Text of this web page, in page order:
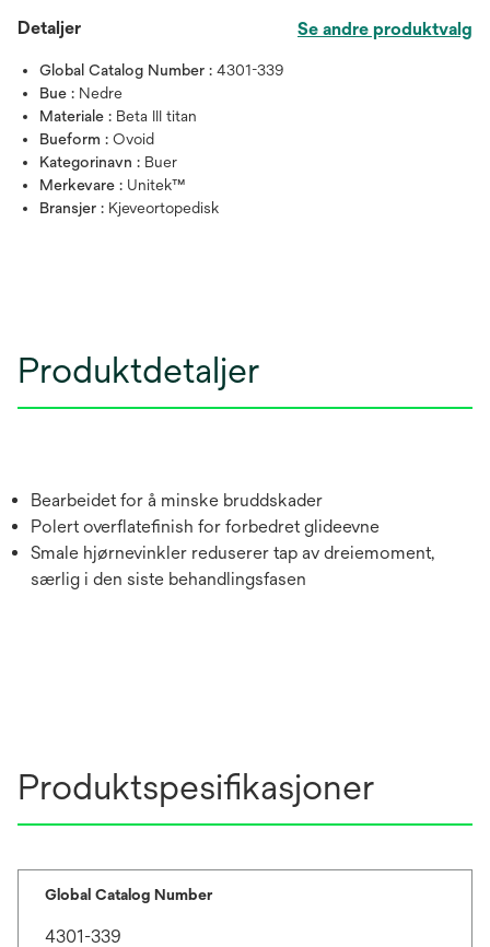
Detaljer Se andre produktvalg
Global Catalog Number : 4301-339
Bue : Nedre
Materiale : Beta III titan
Bueform : Ovoid
Kategorinavn : Buer
Merkevare : Unitek™
Bransjer : Kjeveortopedisk
Produktdetaljer
Bearbeidet for å minske bruddskader
Polert overflatefinish for forbedret glideevne
Smale hjørnevinkler reduserer tap av dreiemoment,
særlig i den siste behandlingsfasen
Produktspesifikasjoner
Global Catalog Number
4301-339